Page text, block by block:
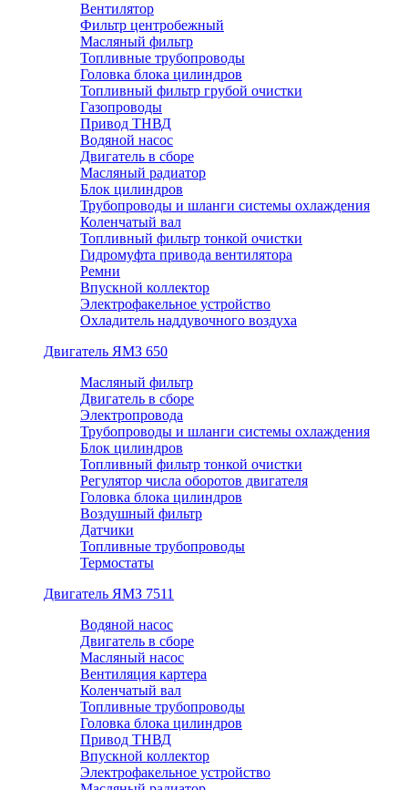
Вентилятор
Фильтр центробежный
Масляный фильтр
Топливные трубопроводы
Головка блока цилиндров
Топливный фильтр грубой очистки
Газопроводы
Привод ТНВД
Водяной насос
Двигатель в сборе
Масляный радиатор
Блок цилиндров
Трубопроводы и шланги системы охлаждения
Коленчатый вал
Топливный фильтр тонкой очистки
Гидромуфта привода вентилятора
Ремни
Впускной коллектор
Электрофакельное устройство
Охладитель наддувочного воздуха
Двигатель ЯМЗ 650
Масляный фильтр
Двигатель в сборе
Электропровода
Трубопроводы и шланги системы охлаждения
Блок цилиндров
Топливный фильтр тонкой очистки
Регулятор числа оборотов двигателя
Головка блока цилиндров
Воздушный фильтр
Датчики
Топливные трубопроводы
Термостаты
Двигатель ЯМЗ 7511
Водяной насос
Двигатель в сборе
Масляный насос
Вентиляция картера
Коленчатый вал
Топливные трубопроводы
Головка блока цилиндров
Привод ТНВД
Впускной коллектор
Электрофакельное устройство